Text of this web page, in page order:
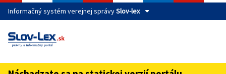
Informačný systém verejnej správySlov-lex
Táto stránka je zabezpečená
cez zabezpečenú webovú stránku verejnej správy SR.